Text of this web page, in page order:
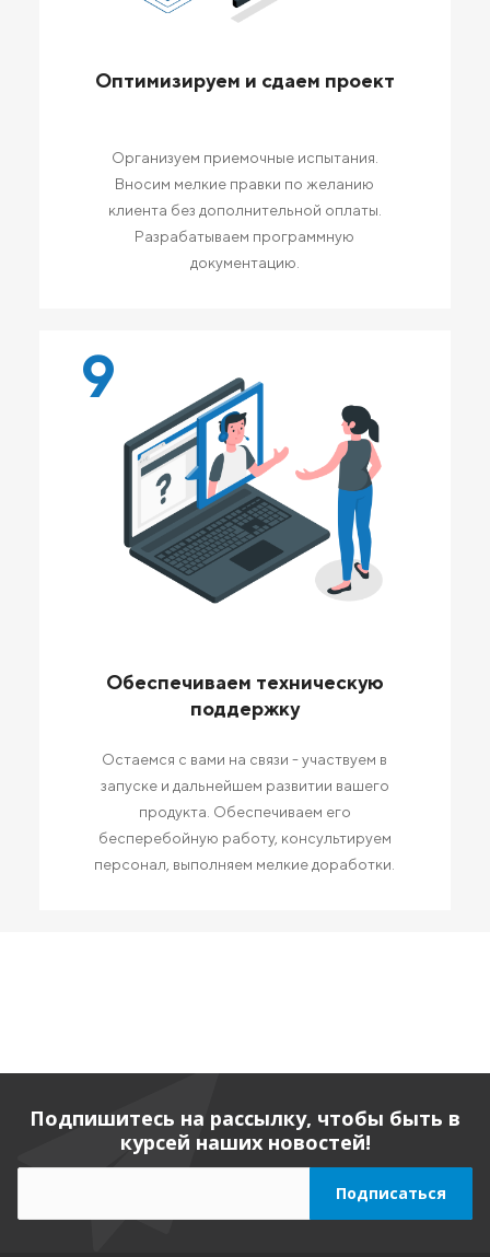
Оптимизируем и сдаем проект
Организуем приемочные испытания.
Вносим мелкие правки по желанию
клиента без дополнительной оплаты.
Разрабатываем программную
документацию.
9
Обеспечиваем техническую
поддержку
Остаемся с вами на связи - участвуем в
запуске и дальнейшем развитии вашего
продукта. Обеспечиваем его
бесперебойную работу, консультируем
персонал, выполняем мелкие доработки.
Подпишитесь на рассылку, чтобы быть в
курсей наших новостей!